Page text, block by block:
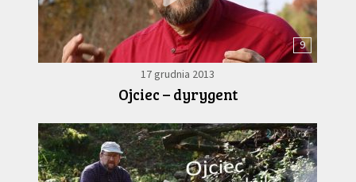
9
17 grudnia 2013
Ojciec – dyrygent